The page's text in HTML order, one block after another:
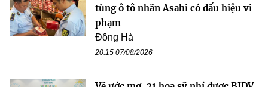
tùng ô tô nhãn Asahi có dấu hiệu vi
phạm
Đông Hà
20:15 07/08/2026